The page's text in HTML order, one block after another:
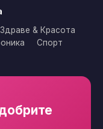
Здраве & Красота
Спорт